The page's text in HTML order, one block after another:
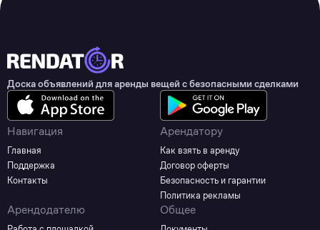
Доска объявлений для аренды вещей с безопасными сделками
Навигация
Главная
Поддержка
Контакты
Арендатору
Как взять в аренду
Договор оферты
Безопасность и гарантии
Политика рекламы
Арендодателю Общее